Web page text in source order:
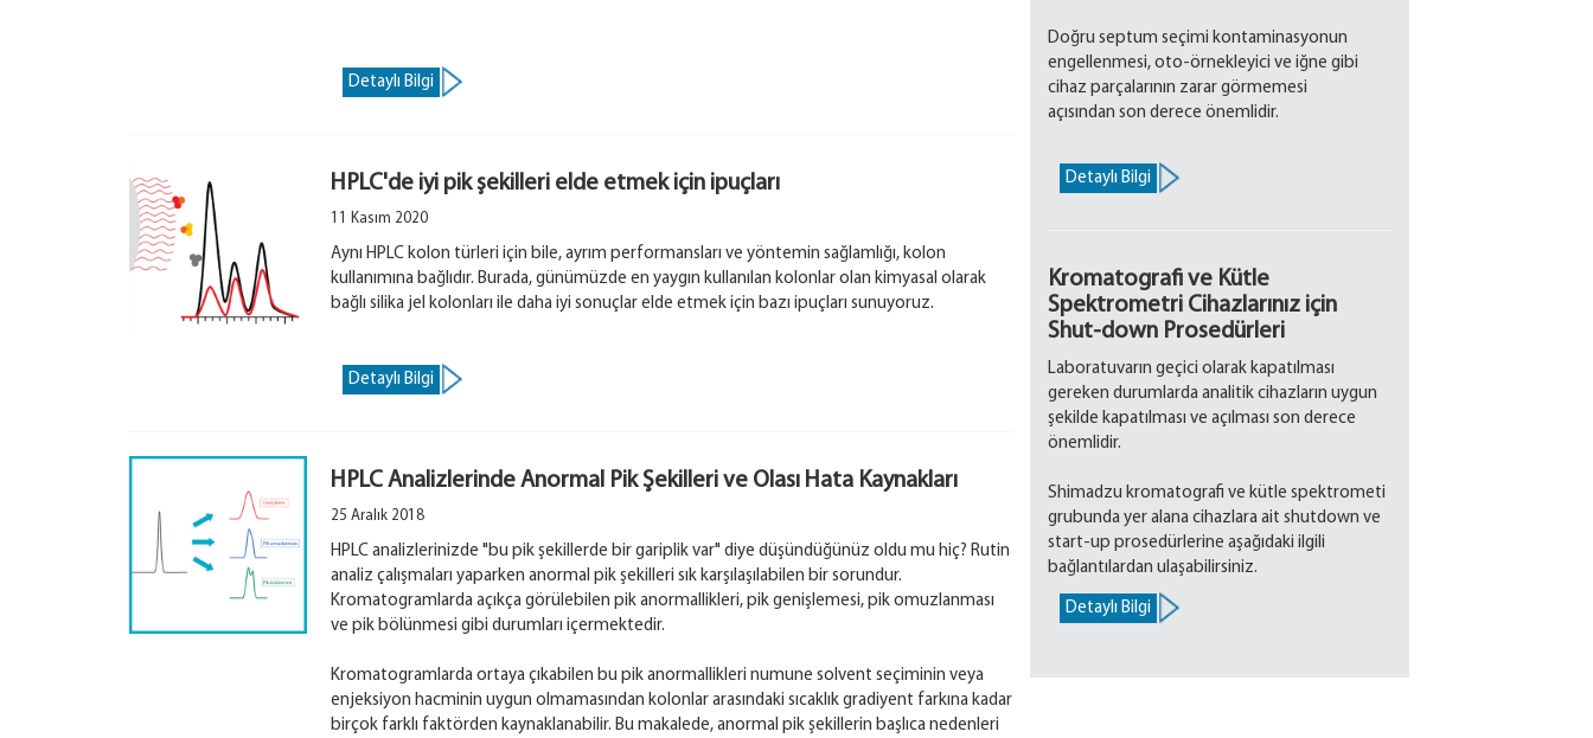
Detaylı Bilgi
HPLC'de iyi pik şekilleri elde etmek için ipuçları
11 Kasım 2020
Aynı HPLC kolon türleri için bile, ayrım performansları ve yöntemin sağlamlığı, kolon
kullanımına bağlıdır. Burada, günümüzde en yaygın kullanılan kolonlar olan kimyasal olarak
bağlı silika jel kolonları ile daha iyi sonuçlar elde etmek için bazı ipuçları sunuyoruz.
Detaylı Bilgi
HPLC Analizlerinde Anormal Pik Şekilleri ve Olası Hata Kaynakları
25 Aralık 2018
HPLC analizlerinizde "bu pik şekillerde bir gariplik var" diye düşündüğünüz oldu mu hiç? Rutin
analiz çalışmaları yaparken anormal pik şekilleri sık karşılaşılabilen bir sorundur.
Kromatogramlarda açıkça görülebilen pik anormallikleri, pik genişlemesi, pik omuzlanması
ve pik bölünmesi gibi durumları içermektedir.
Kromatogramlarda ortaya çıkabilen bu pik anormallikleri numune solvent seçiminin veya
enjeksiyon hacminin uygun olmamasından kolonlar arasındaki sıcaklık gradiyent farkına kadar
birçok farklı faktörden kaynaklanabilir. Bu makalede, anormal pik şekillerin başlıca nedenleri
Doğru septum seçimi kontaminasyonun
engellenmesi, oto-örnekleyici ve iğne gibi
cihaz parçalarının zarar görmemesi
açısından son derece önemlidir.
Detaylı Bilgi
Kromatografi ve Kütle
Spektrometri Cihazlarınız için
Shut-down Prosedürleri
Laboratuvarın geçici olarak kapatılması
gereken durumlarda analitik cihazların uygun
şekilde kapatılması ve açılması son derece
önemlidir.
Shimadzu kromatografi ve kütle spektrometi
grubunda yer alana cihazlara ait shutdown ve
start-up prosedürlerine aşağıdaki ilgili
bağlantılardan ulaşabilirsiniz.
Detaylı Bilgi